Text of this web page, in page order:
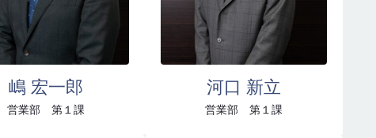
嶋 宏一郎
営業部 第１課
河口 新立
営業部 第１課